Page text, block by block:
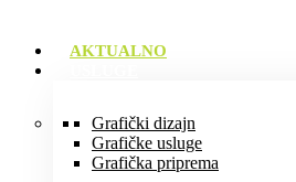
AKTUALNO
Grafički dizajn
Grafičke usluge
Grafička priprema